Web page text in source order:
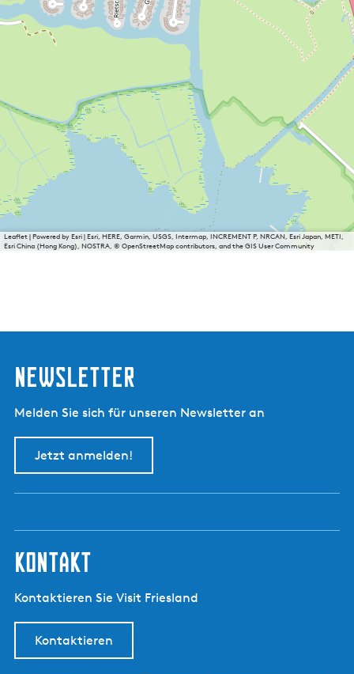
Leaflet|Powered by Esri | Esri, HERE, Garmin, USGS, Intermap, INCREMENT P, NRCAN, Esri Japan, METI,
Esri China (Hong Kong), NOSTRA, © OpenStreetMap contributors, and the GIS User Community
Newsletter
Melden Sie sich für unseren Newsletter an
Jetzt anmelden!
kontakt
Kontaktieren Sie Visit Friesland
Kontaktieren